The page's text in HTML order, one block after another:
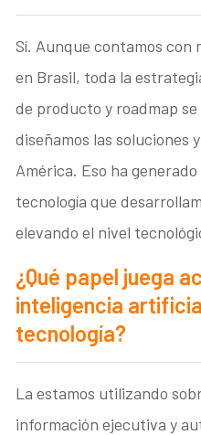
Sí. Aunque contamos con
en Brasil, toda la
de producto y roadmap
diseñamos las soluciones
América. Eso ha
tecnología que
elevando el nivel
¿Qué papel juega
inteligencia
tecnología?
La estamos utilizando
información ejecutiva y